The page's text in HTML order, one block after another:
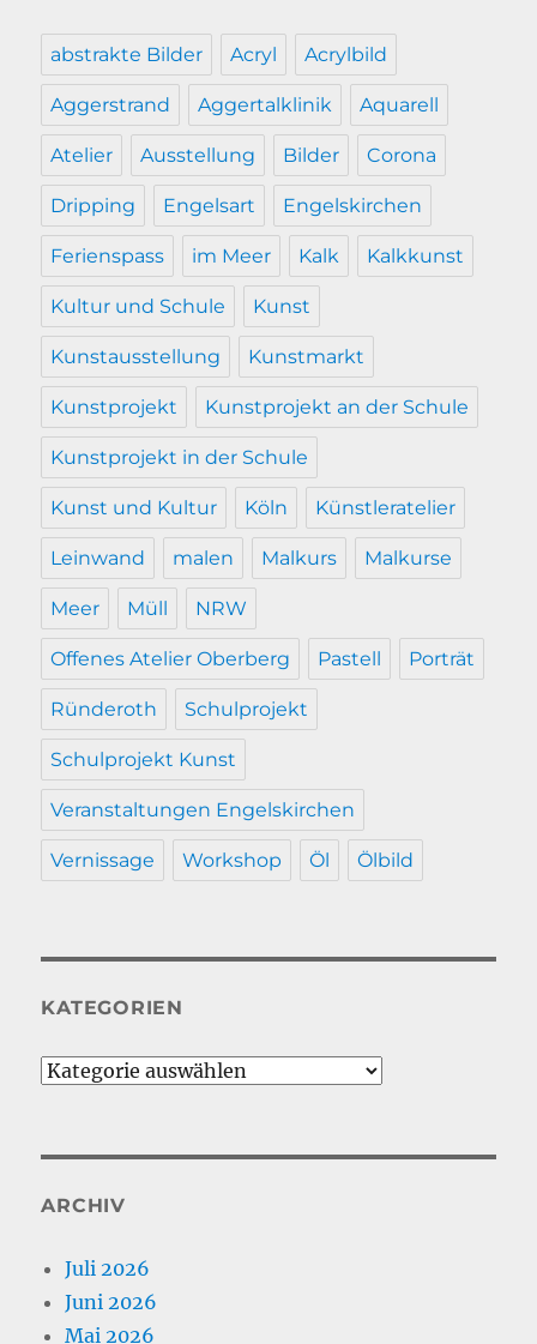
abstrakte Bilder Acryl Acrylbild
Aggerstrand Aggertalklinik Aquarell
Atelier Ausstellung Bilder Corona
Dripping Engelsart Engelskirchen
Ferienspass im Meer Kalk Kalkkunst
Kultur und Schule Kunst
Kunstausstellung Kunstmarkt
Kunstprojekt Kunstprojekt an der Schule
Kunstprojekt in der Schule
Kunst und Kultur Köln Künstleratelier
Leinwand malen Malkurs Malkurse
Meer Müll NRW
Offenes Atelier Oberberg Pastell Porträt
Ründeroth Schulprojekt
Schulprojekt Kunst
Veranstaltungen Engelskirchen
Vernissage Workshop Öl Ölbild
KATEGORIEN
Kategorien
ARCHIV
Juli 2026
Juni 2026
Mai 2026